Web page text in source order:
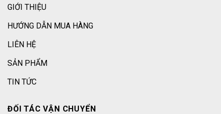
GIỚI THIỆU
HƯỚNG DẪN MUA HÀNG
LIÊN HỆ
SẢN PHẨM
TIN TỨC
ĐỐI TÁC VẬN CHUYỂN